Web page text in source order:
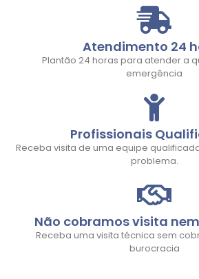
Atendimento 24
Plantão 24 horas para atender a
emergência
Profissionais
Receba visita de uma equipe
problema.
Não cobramos visita
Receba uma visita técnica sem
burocracia